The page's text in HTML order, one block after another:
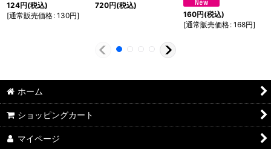
124円(税込)
[通常販売価格: 130円]
720円(税込)
160円(税込)
[通常販売価格: 168円]
ホーム
ショッピングカート
マイページ